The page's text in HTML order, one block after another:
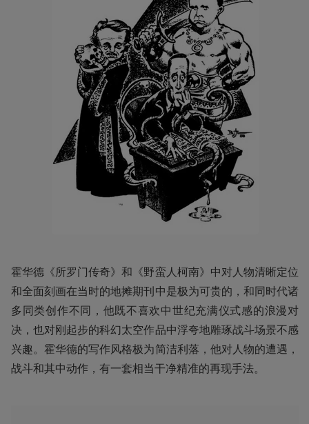
霍华德《所罗门传奇》和《野蛮人柯南》中对人物清晰定位
和全面刻画在当时的地摊期刊中是极为可贵的，和同时代诸
多同类创作不同，他既不喜欢中世纪充满仪式感的浪漫对
决，也对刚起步的科幻太空作品中浮夸地雕琢战斗场景不感
兴趣。霍华德的写作风格极为简洁利落，他对人物的遭遇，
战斗和其中动作，有一套相当干净精准的再现手法。